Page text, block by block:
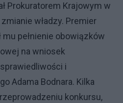
Prokuratorem Krajowym w
władzy. Premier
mu pełnienie obowiązków
na wniosek
i
Adama Bodnara. Kilka
konkursu,